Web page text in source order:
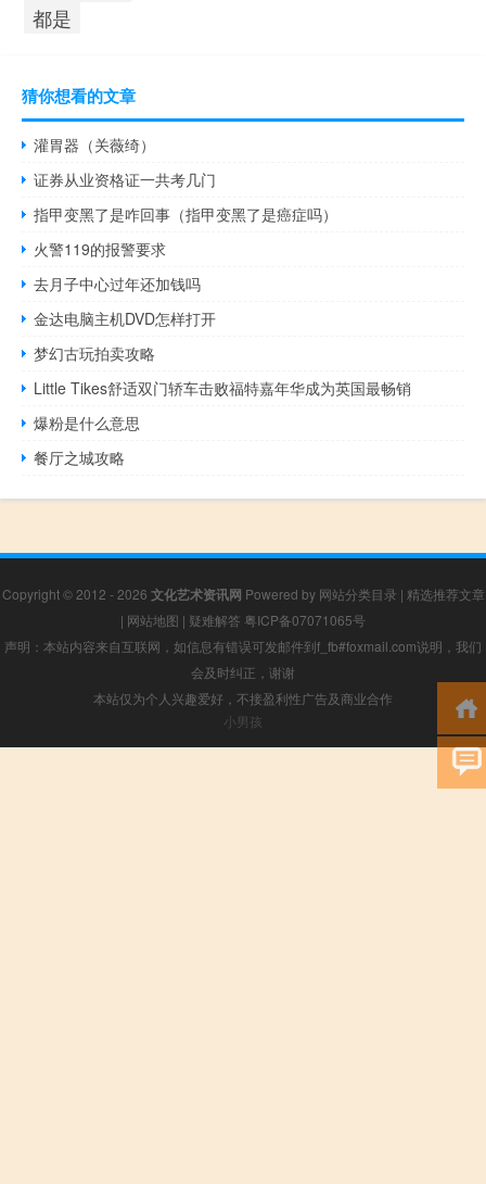
都是
猜你想看的文章
灌胃器（关薇绮）
证券从业资格证一共考几门
指甲变黑了是咋回事（指甲变黑了是癌症吗）
火警119的报警要求
去月子中心过年还加钱吗
金达电脑主机DVD怎样打开
梦幻古玩拍卖攻略
Little Tikes舒适双门轿车击败福特嘉年华成为英国最畅销
爆粉是什么意思
餐厅之城攻略
Copyright © 2012 - 2026 文化艺术资讯网 Powered by 网站分类目录 | 精选推荐文章
| 网站地图 | 疑难解答 粤ICP备07071065号
声明：本站内容来自互联网，如信息有错误可发邮件到f_fb#foxmail.com说明，我们
会及时纠正，谢谢
本站仅为个人兴趣爱好，不接盈利性广告及商业合作
小男孩